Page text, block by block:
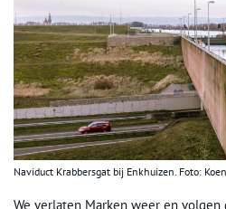
Naviduct Krabbersgat bij Enkhuizen. Foto:
We verlaten Marken weer en